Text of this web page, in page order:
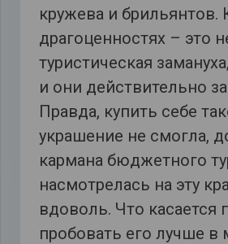
кружева и брильянтов.
драгоценностях – это
туристическая
и они действительно
Правда, купить себе
украшение не смогла,
кармана бюджетного
насмотрелась на эту
вдоволь. Что касается
пробовать его лучше в